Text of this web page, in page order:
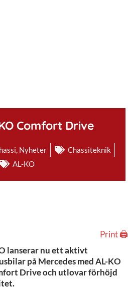
Comfort Drive
, Nyheter
Chassiteknik
AL-KO
Print 🖨
lanserar nu ett aktivt
på Mercedes med AL-KO
Drive och utlovar förhöjd